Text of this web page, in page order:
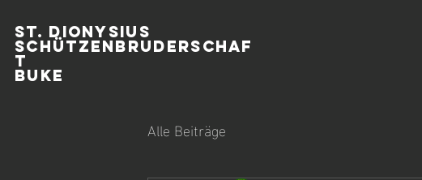
ST. DIONYSIUS
SCHÜTZENBRUDERSCHAF
T
BUKE
Alle Beiträge